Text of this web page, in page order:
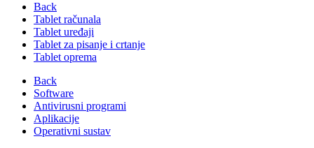
Back
Tablet računala
Tablet uređaji
Tablet za pisanje i crtanje
Tablet oprema
Back
Software
Antivirusni programi
Aplikacije
Operativni sustav